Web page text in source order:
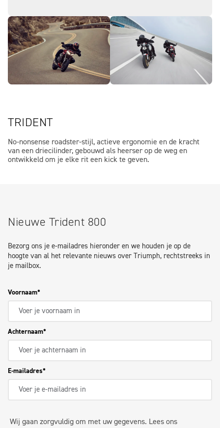
TRIDENT
No-nonsense roadster-stijl, actieve ergonomie en de kracht
van een driecilinder, gebouwd als heerser op de weg en
ontwikkeld om je elke rit een kick te geven.
Nieuwe Trident 800
Bezorg ons je e-mailadres hieronder en we houden je op de
hoogte van al het relevante nieuws over Triumph, rechtstreeks in
je mailbox.
Voornaam
Achternaam
E-mailadres
Wij gaan zorgvuldig om met uw gegevens. Lees ons